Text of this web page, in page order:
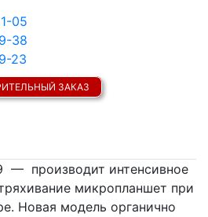
05
38
23
ЗАКАЗ
— производит интенсивное
микропланшет при
Новая модель органично